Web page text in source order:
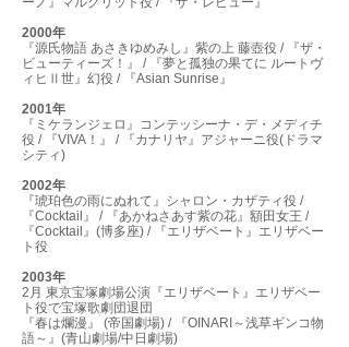
2000年
『源氏物語 あさきゆめみし』紫の上 藤壺役 / 『ザ・
ビューティーズ！』 / 『夢と孤独の果てに ルートヴ
ィヒⅡ世』幻役 / 『Asian Sunrise』
2001年
『ミケランジェロ』コンテッシーナ・デ・メディチ
役 / 『VIVA！』 / 『カナリヤ』アジャーニ役(ドラマ
シティ)
2002年
『琥珀色の雨にぬれて』シャロン・カザティ役 /
『Cocktail』 / 『あかねさあす紫の花』額田女王 /
『Cocktail』(博多座) / 『エリザベート』エリザベー
ト役
2003年
2月 東京宝塚劇場公演『エリザベート』エリザベー
ト役で宝塚歌劇団退団
『春は爛漫』 (帝国劇場) / 『OINARI～浅草ギンコ物
語～』(青山劇場/中日劇場)